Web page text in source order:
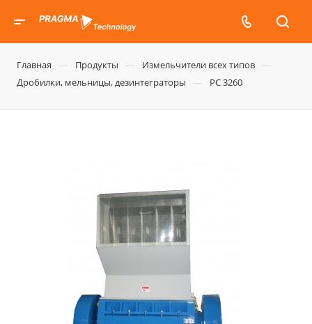
Главная — Продукты — Измельчители всех типов —
Дробилки, мельницы, дезинтеграторы — PC 3260